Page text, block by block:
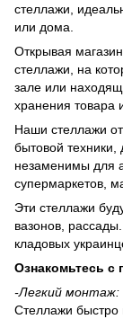
стеллажи,
или дома.
Открывая
стеллажи, на
зале или
хранения товара
Наши стеллажи
бытовой
незаменимы для
супермаркетов,
Эти стеллажи
вазонов,
кладовых
Ознакомьтесь с
-Легкий монтаж:
Стеллажи быстро